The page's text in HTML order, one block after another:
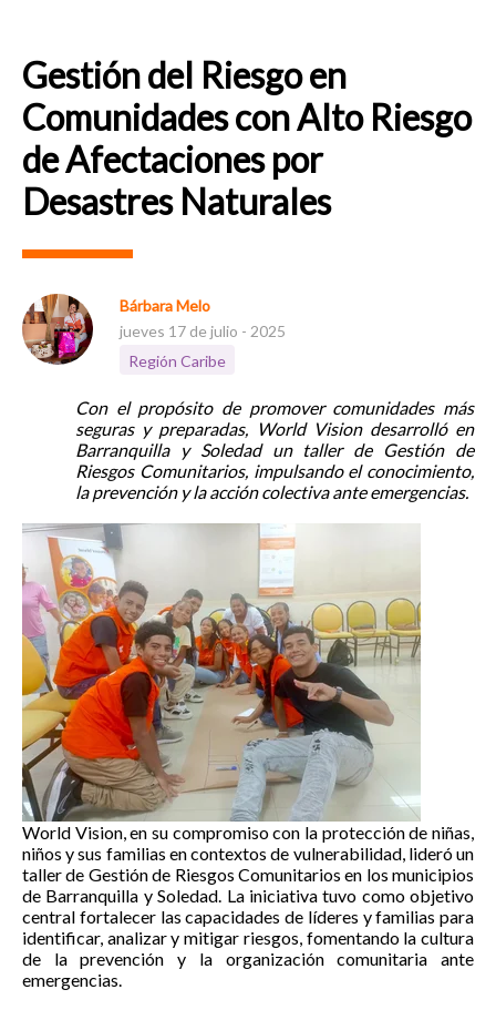
Gestión del Riesgo en
Comunidades con Alto Riesgo
de Afectaciones por
Desastres Naturales
Bárbara Melo
jueves 17 de julio - 2025
Región Caribe
Con el propósito de promover comunidades más
seguras y preparadas, World Vision desarrolló en
Barranquilla y Soledad un taller de Gestión de
Riesgos Comunitarios, impulsando el conocimiento,
la prevención y la acción colectiva ante emergencias.
World Vision, en su compromiso con la protección de niñas,
niños y sus familias en contextos de vulnerabilidad, lideró un
taller de Gestión de Riesgos Comunitarios en los municipios
de Barranquilla y Soledad. La iniciativa tuvo como objetivo
central fortalecer las capacidades de líderes y familias para
identificar, analizar y mitigar riesgos, fomentando la cultura
de la prevención y la organización comunitaria ante
emergencias.